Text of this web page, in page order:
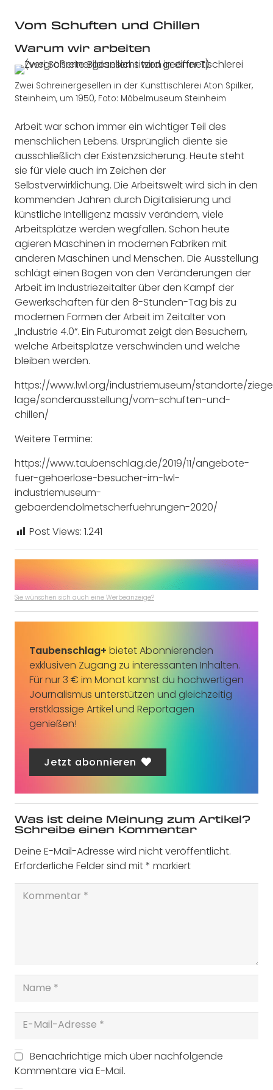
Vom Schuften und Chillen
Warum wir arbeiten
Zwei Schreinergesellen in der Kunsttischlerei Aton Spilker,
Steinheim, um 1950, Foto: Möbelmuseum Steinheim
Arbeit war schon immer ein wichtiger Teil des
menschlichen Lebens. Ursprünglich diente sie
ausschließlich der Existenzsicherung. Heute steht
sie für viele auch im Zeichen der
Selbstverwirklichung. Die Arbeitswelt wird sich in den
kommenden Jahren durch Digitalisierung und
künstliche Intelligenz massiv verändern, viele
Arbeitsplätze werden wegfallen. Schon heute
agieren Maschinen in modernen Fabriken mit
anderen Maschinen und Menschen. Die Ausstellung
schlägt einen Bogen von den Veränderungen der
Arbeit im Industriezeitalter über den Kampf der
Gewerkschaften für den 8-Stunden-Tag bis zu
modernen Formen der Arbeit im Zeitalter von
„Industrie 4.0“. Ein Futuromat zeigt den Besuchern,
welche Arbeitsplätze verschwinden und welche
bleiben werden.
https://www.lwl.org/industriemuseum/standorte/
lage/sonderausstellung/vom-schuften-und-
chillen/
Weitere Termine:
https://www.taubenschlag.de/2019/11/angebote-
fuer-gehoerlose-besucher-im-lwl-
industriemuseum-
gebaerdendolmetscherfuehrungen-2020/
Post Views: 1.241
Sie wünschen sich auch eine Werbeanzeige?
Taubenschlag+ bietet Abonnierenden
exklusiven Zugang zu interessanten Inhalten.
Für nur 3 € im Monat kannst du hochwertigen
Journalismus unterstützen und gleichzeitig
erstklassige Artikel und Reportagen
genießen!
Jetzt abonnieren
Was ist deine Meinung zum Artikel?
Schreibe einen Kommentar
Deine E-Mail-Adresse wird nicht veröffentlicht.
Erforderliche Felder sind mit* markiert
Benachrichtige mich über nachfolgende
Kommentare via E-Mail.